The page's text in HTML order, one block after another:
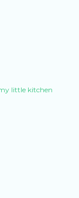
little kitchen